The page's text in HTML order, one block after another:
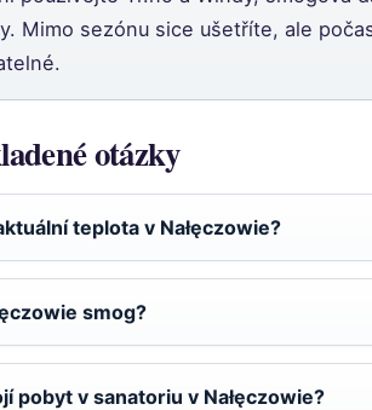
Mimo sezónu sice ušetříte, ale
otázky
teplota v Nałęczowie?
smog?
pobyt v sanatoriu v Nałęczowie?